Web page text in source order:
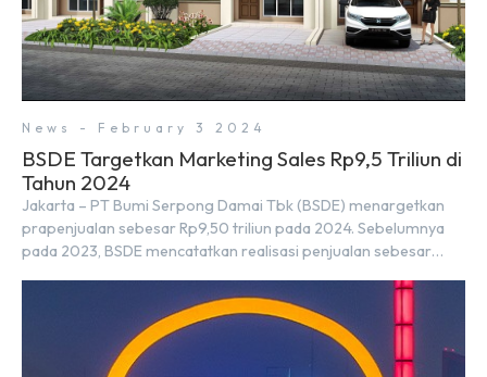
News - February 3 2024
BSDE Targetkan Marketing Sales Rp9,5 Triliun di
Tahun 2024
Jakarta – PT Bumi Serpong Damai Tbk (BSDE) menargetkan
prapenjualan sebesar Rp9,50 triliun pada 2024. Sebelumnya
pada 2023, BSDE mencatatkan realisasi penjualan sebesar
Rp8,80 triliun. Menurut Direktur BSDE Hermawan Wijaya
menghadapi 2024, kondisi ekonomi global maupun nasional
dapat memengaruhi pertimbangan masyarakat untuk
membeli rumah maupun investasi di sektor […]